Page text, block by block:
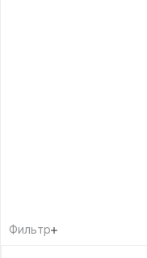
Фильтр